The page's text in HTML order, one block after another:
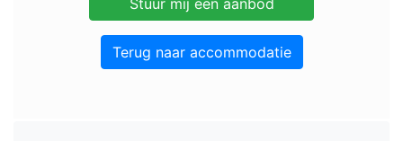
Terug naar accommodatie